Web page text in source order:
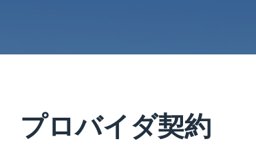
プロバイダ契約